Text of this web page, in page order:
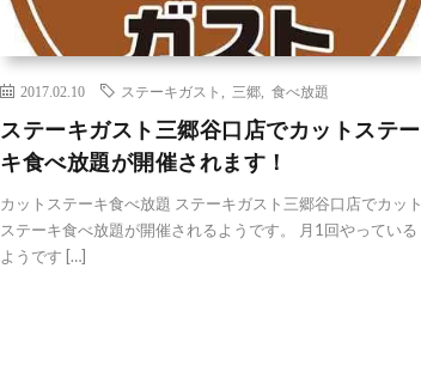
2017.02.10 ステーキガスト 三郷 ,食べ放題
ステーキガスト三郷谷口店でカットステー
キ食べ放題が開催されます！
カットステーキ食べ放題 ステーキガスト三郷谷口店でカット
ステーキ食べ放題が開催されるようです。 月1回やっている
ようです […]